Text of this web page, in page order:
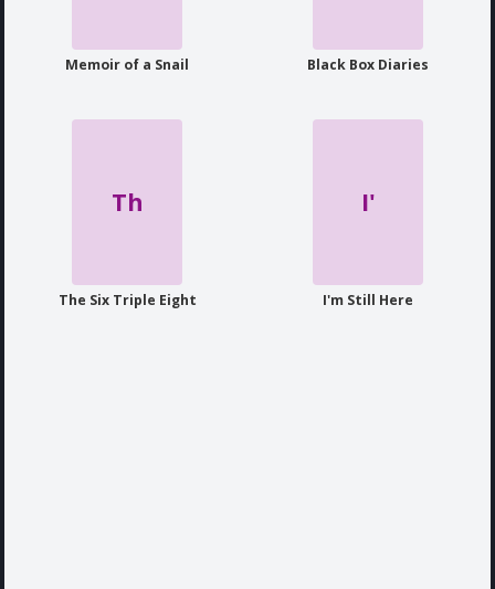
Memoir of a Snail Black Box Diaries
Th
The Six Triple Eight
I'
I'm Still Here